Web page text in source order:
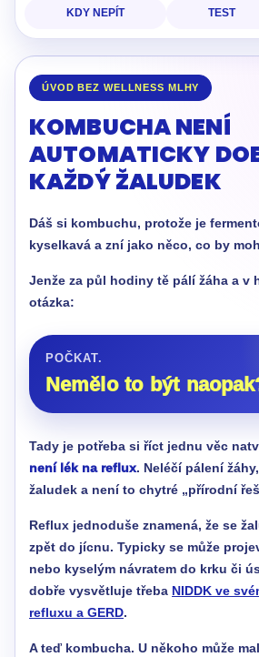
KDY NEPÍT TEST
ÚVOD BEZ WELLNESS MLHY
KOMBUCHA NENÍ
AUTOMATICKY
KAŽDÝ ŽALUDEK
Dáš si kombuchu, protože je
kyselkavá a zní jako něco, co by
Jenže za půl hodiny tě pálí žáha a v
otázka:
POČKAT.
Nemělo to být
Tady je potřeba si říct jednu věc
není lék na reflux. Neléčí pálení
žaludek a není to chytré „přírodní
Reflux jednoduše znamená, že se
zpět do jícnu. Typicky se může
nebo kyselým návratem do krku či
dobře vysvětluje třeba NIDDK ve
refluxu a GERD.
A teď kombucha. U někoho může